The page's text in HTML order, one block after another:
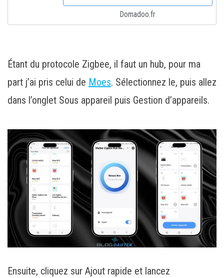
Domadoo.fr
Étant du protocole Zigbee, il faut un hub, pour ma
part j’ai pris celui de Moes. Sélectionnez le, puis allez
dans l’onglet Sous appareil puis Gestion d’appareils.
Ensuite, cliquez sur Ajout rapide et lancez